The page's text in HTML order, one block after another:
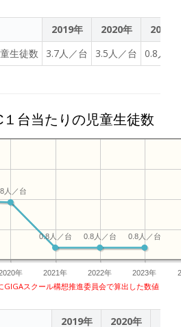
2019年 2020年
2021年
生徒数
3.7人／台 3.5人／台 0.8人／
台当たりの児童生徒数
年 2021年 2022年 2023年
0.8人／台
0.8人／台
0.8人／台
人／台
スクール構想推進委員会で算出した数値
2019年 2020年